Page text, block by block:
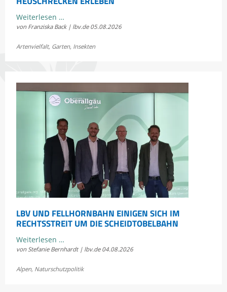
Weiterlesen …
Sommerkonzert:
Bayerns
von Franziska Back | lbv.de 05.08.2026
Artenvielfalt, Garten, Insekten
LBV UND FELLHORNBAHN EINIGEN SICH IM
RECHTSSTREIT UM DIE SCHEIDTOBELBAHN
Weiterlesen …LBV
und
einigen
von Stefanie Bernhardt | lbv.de 04.08.2026
Alpen, Naturschutzpolitik